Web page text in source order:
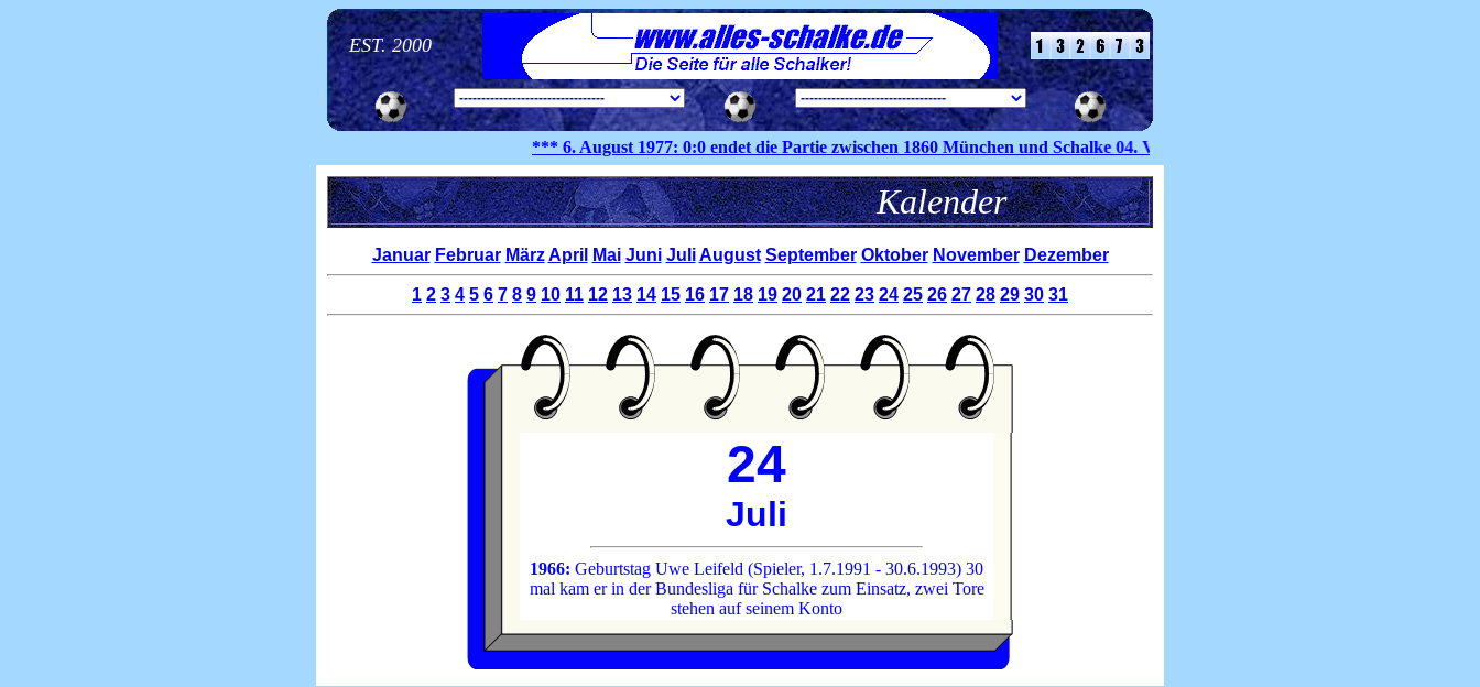
EST. 2000
*** 6. August1977:0:0 endet die Partie zwischen 1860 München und Schalke 04. Volker Groß kommt dabei zu seinem ersten
Kalender
Januar Februar März April Mai Juni Juli August September Oktober November Dezember
1 2 3 4 5 6 7 8 9 10 11 12 13 14 15 16 17 18 19 20 21 22 23 24 25 26 27 28 29 30 31
24
Juli
1966: Geburtstag Uwe Leifeld (Spieler, 1.7.1991 - 30.6.1993) 30
mal kam er in der Bundesliga für Schalke zum Einsatz, zwei Tore
stehen auf seinem Konto